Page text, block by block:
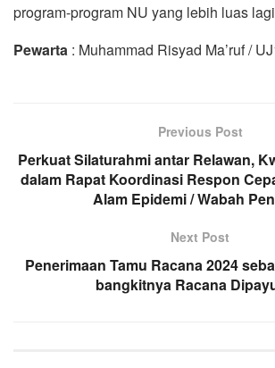
program-program NU yang lebih luas
Pewarta : Muhammad Risyad Ma’ruf /
Previous Post
Perkuat Silaturahmi antar Relawan,
dalam Rapat Koordinasi Respon
Alam Epidemi / Wabah
Next Post
Penerimaan Tamu Racana 2024
bangkitnya Racana